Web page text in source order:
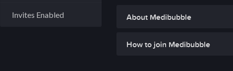
Invites Enabled About Medibubble
How to join Medibubble